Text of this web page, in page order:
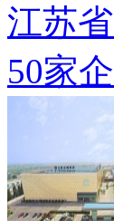
江苏
50家